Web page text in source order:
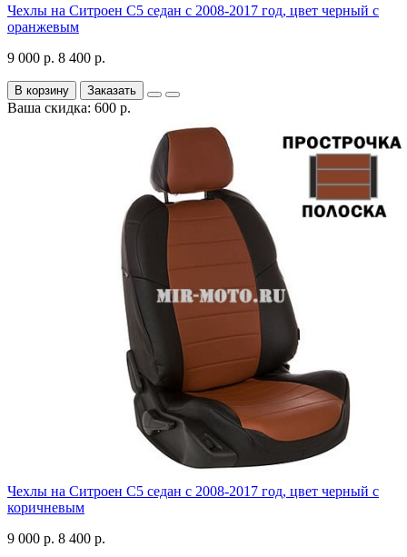
Чехлы на Ситроен С5 седан с 2008-2017 год, цвет черный с
оранжевым
9 000 р. 8 400 р.
В корзину Заказать
Ваша скидка: 600 р.
Чехлы на Ситроен С5 седан с 2008-2017 год, цвет черный с
коричневым
9 000 р. 8 400 р.